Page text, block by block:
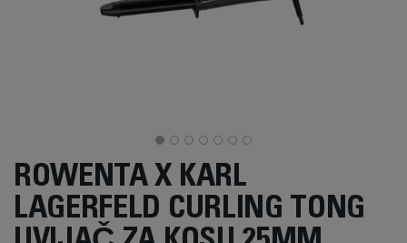
ROWENTA X KARL
LAGERFELD CURLING TONG